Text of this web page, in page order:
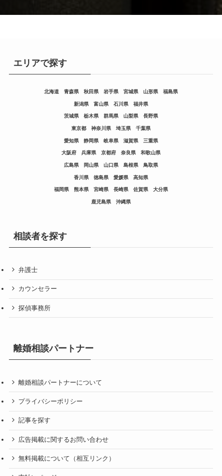
エリアで探す
北海道 青森県 秋田県 岩手県 宮城県 山形県 福島県
新潟県 富山県 石川県 福井県
茨城県 栃木県 群馬県 山梨県 長野県
東京都 神奈川県 埼玉県 千葉県
愛知県 静岡県 岐阜県 滋賀県 三重県
大阪府 兵庫県 京都府 奈良県 和歌山県
広島県 岡山県 山口県 島根県 鳥取県
香川県 徳島県 愛媛県 高知県
福岡県 熊本県 宮崎県 長崎県 佐賀県 大分県
鹿児島県 沖縄県
相談者を探す
弁護士
カウンセラー
探偵事務所
離婚相談パートナー
離婚相談パートナーについて
プライバシーポリシー
記事を探す
広告掲載に関するお問い合わせ
無料掲載について（相互リンク）